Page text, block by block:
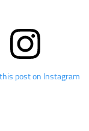
post on Instagram